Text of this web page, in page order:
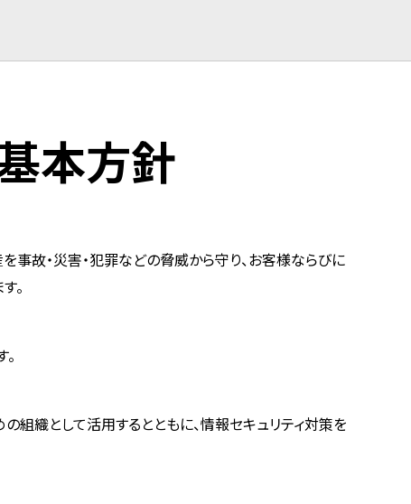
本方針
事故・災害・犯罪などの脅威から守り、お客様ならびに
。
組織として活用するとともに、情報セキュリティ対策を